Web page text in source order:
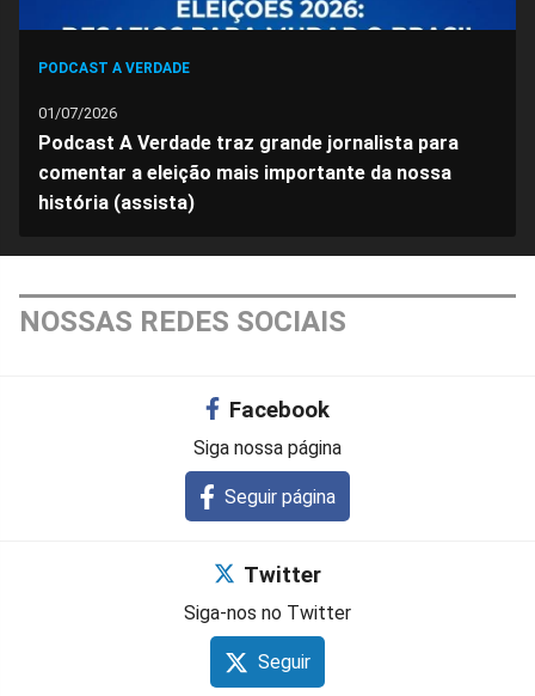
PODCAST A VERDADE
01/07/2026
Podcast A Verdade traz grande jornalista para
comentar a eleição mais importante da nossa
história (assista)
NOSSAS REDES SOCIAIS
Facebook
Siga nossa página
Seguir página
Twitter
Siga-nos no Twitter
Seguir